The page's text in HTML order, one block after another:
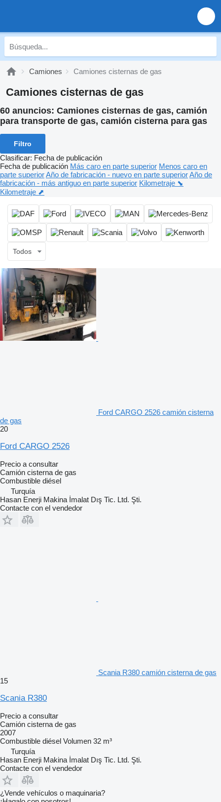
Camiones Camiones cisternas de gas
Camiones cisternas de gas
60 anuncios: Camiones cisternas de gas, camión
para transporte de gas, camión cisterna para gas
Filtro
Clasificar: Fecha de publicación
Fecha de publicación Más caro en parte superior Menos caro en
parte superiorAño de fabricación - nuevo en parte superiorAño de
fabricación - más antiguo en parte superior Kilometraje ⬊
Kilometraje ⬈
Todos
Ford CARGO 2526 camión cisterna
de gas
20
Ford CARGO 2526
Precio a consultar
Camión cisterna de gas
Combustible diésel
Turquía
Hasan Enerji Makina İmalat Dış Tic. Ltd. Şti.
Contacte con el vendedor
Scania R380 camión cisterna de gas
15
Scania R380
Precio a consultar
Camión cisterna de gas
2007
Combustible diésel Volumen 32 m³
Turquía
Hasan Enerji Makina İmalat Dış Tic. Ltd. Şti.
Contacte con el vendedor
¿Vende vehículos o maquinaria?